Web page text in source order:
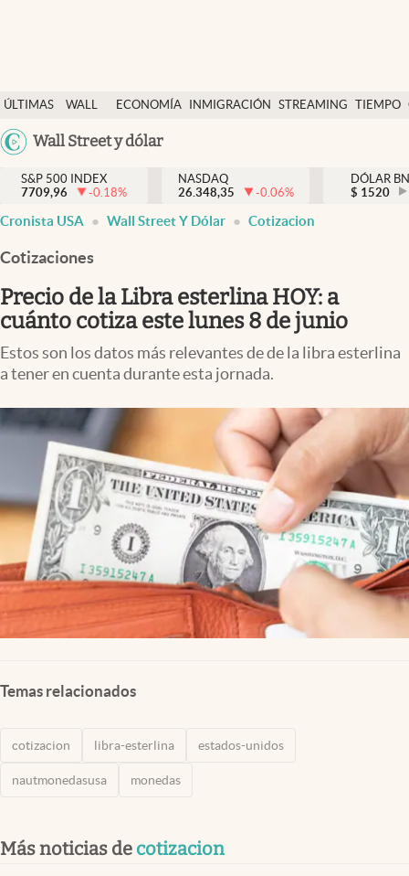
ÚLTIMAS
NOTICIAS
WALL
DÓLAR
ECONOMÍA INMIGRACIÓN STREAMING TIEMPO
México
Wall Street y dólar
Finanzas y economía
Wall Street y dólar
Inmigración
Espiritual
Streaming
USA
S&P 500 INDEX
7709,96
-0.18%
NASDAQ
26.348,35
-0.06%
DÓLAR
$ 1520
Cronista USA Wall Street Y Dólar Cotizacion
Cotizaciones
Precio de la Libra esterlina HOY: a
cuánto cotiza este lunes 8 de junio
Estos son los datos más relevantes de de la libra esterlina
a tener en cuenta durante esta jornada.
Temas relacionados
cotizacion libra-esterlina estados-unidos
nautmonedasusa monedas
Más noticias de cotizacion